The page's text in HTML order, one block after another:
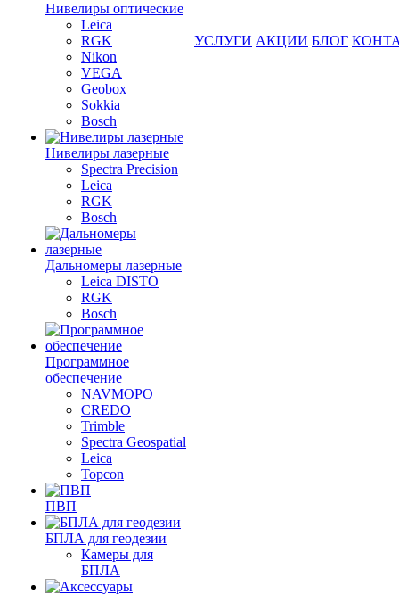
Нивелиры оптические
Leica
RGK
Nikon
VEGA
Geobox
Sokkia
Bosch
Нивелиры лазерные
Spectra Precision
Leica
RGK
Bosch
Дальномеры лазерные
Leica DISTO
RGK
Bosch
Программное
обеспечение
NAVMOPO
CREDO
Trimble
Spectra Geospatial
Leica
Topcon
ПВП
БПЛА для геодезии
Камеры для
БПЛА
УСЛУГИ АКЦИИ БЛОГ